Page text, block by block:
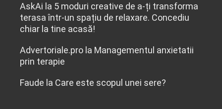
AskAi la 5 moduri creative de a-ți transforma
terasa într-un spațiu de relaxare. Concediu
chiar la tine acasă!
Advertoriale.pro la Managementul anxietatii
prin terapie
Faude la Care este scopul unei sere?